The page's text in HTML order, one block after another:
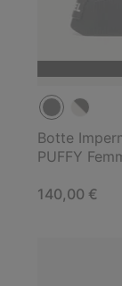
Botte
PUFFY
Regular price:
140,00 €